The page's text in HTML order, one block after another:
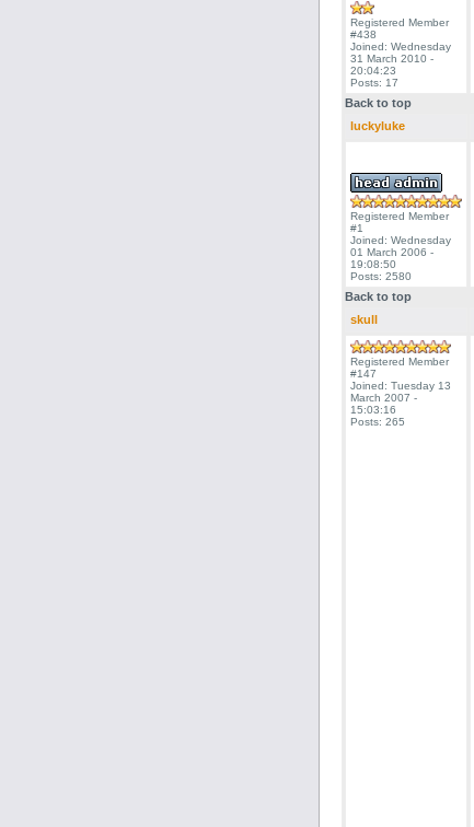
Registered Member
#438
Joined: Wednesday
31 March 2010 -
20:04:23
Posts: 17
Back to top
luckyluke
Registered Member
#1
Joined: Wednesday
01 March 2006 -
19:08:50
Posts: 2580
Back to top
skull
Registered Member
#147
Joined: Tuesday 13
March 2007 -
15:03:16
Posts: 265